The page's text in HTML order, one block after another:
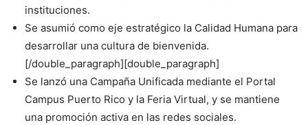
instituciones.
Se asumió como eje estratégico la Calidad Humana para
desarrollar una cultura de bienvenida.
[/double_paragraph][double_paragraph]
Se lanzó una Campaña Unificada mediante el Portal
Campus Puerto Rico y la Feria Virtual, y se mantiene
una promoción activa en las redes sociales.